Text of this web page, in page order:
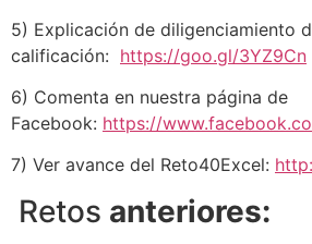
5) Explicación de diligenciamiento
calificación: https://goo.gl/3YZ9Cn
6) Comenta en nuestra página de
Facebook: https://
7) Ver avance del Reto40Excel:
Retos anteriores: